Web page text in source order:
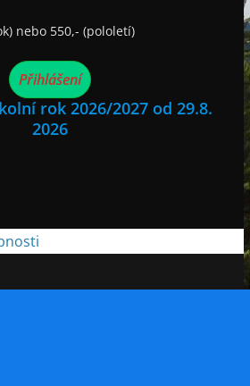
nebo 550,- (pololetí)
Přihlášení
rok 2026/2027 od 29.8.
2026